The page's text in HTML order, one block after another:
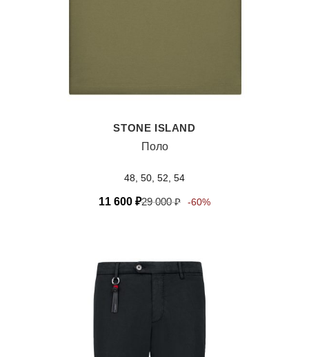
STONE ISLAND
Поло
48, 50, 52, 54
11 600 ₽29 000₽ -60%